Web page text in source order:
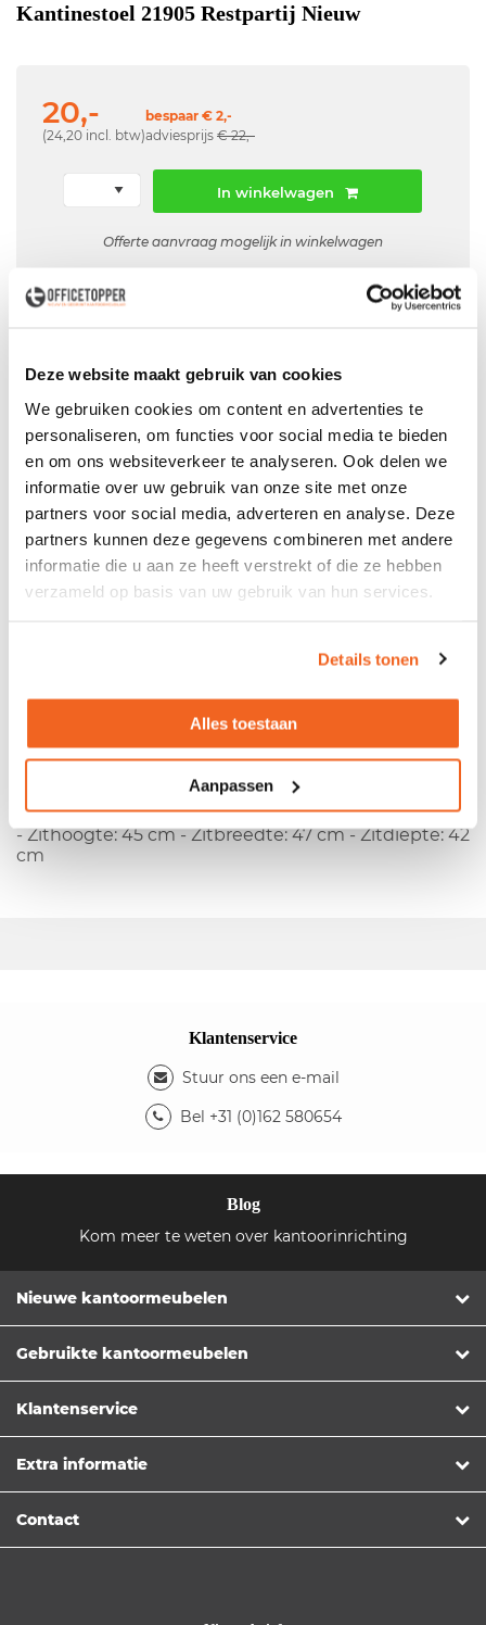
Deze website maakt gebruik van cookies
We gebruiken cookies om content en advertenties te
personaliseren, om functies voor social media te bieden
en om ons websiteverkeer te analyseren. Ook delen we
informatie over uw gebruik van onze site met onze
partners voor social media, adverteren en analyse. Deze
partners kunnen deze gegevens combineren met andere
informatie die u aan ze heeft verstrekt of die ze hebben
verzameld op basis van uw gebruik van hun services.
Details tonen
Alles toestaan
Aanpassen
Kantinestoel 21905 Restpartij Nieuw
20,-
(24,20 incl. btw)
bespaar € 2,-
adviesprijs € 22,-
In winkelwagen
Offerte aanvraag mogelijk in winkelwagen
Niet leverbaar
Leveringin België
Voor zowelParticulieralsZakelijk
ProfessioneleBezorg- en Montageservice
Productspecificaties
Kantinestoel zwart - Restpartij nieuw
Restpartij nieuw- Stapelbaar - Stapelbaar -
Kunststof leuning en zitting - 4-Poots onderstel
Kleuren
- Kleur rug: zwart - Kleur zitting: zwart - Kleur
onderstel: gepolijst aluminium
Afmetingen
- Zithoogte: 45 cm - Zitbreedte: 47 cm - Zitdiepte: 42
cm
Klantenservice
Stuur ons een e-mail
Bel +31 (0)162 580654
Blog
Kom meer te weten over kantoorinrichting
Nieuwe kantoormeubelen
Gebruikte kantoormeubelen
Klantenservice
Extra informatie
Contact